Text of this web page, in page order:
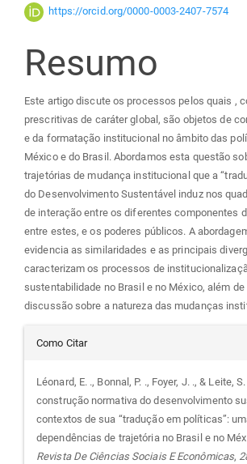
https://orcid.org/0000-0003-2407-7574
Resumo
Este artigo discute os processos pelos quais ,
prescritivas de caráter global, são objetos de
e da formatação institucional no âmbito das
México e do Brasil. Abordamos esta questão
trajetórias de mudança institucional que a
do Desenvolvimento Sustentável induz nos
de interação entre os diferentes componentes
entre estes, e os poderes públicos. A
evidencia as similaridades e as principais
caracterizam os processos de
sustentabilidade no Brasil e no México, além
discussão sobre a natureza das mudanças
Detalhes
do
artigo
Como Citar
Léonard, E. ., Bonnal, P. ., Foyer, J. ., & Leite,
construção normativa do desenvolvimento
contextos de sua “tradução em políticas”:
dependências de trajetória no Brasil e no
Revista De Ciências Sociais E Econômicas,